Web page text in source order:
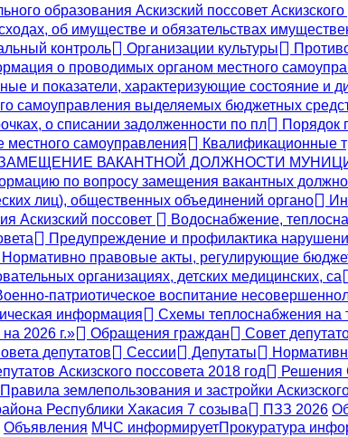
образования Аскизский поссовет
об имуществе и обязательствах
контроль Организации культуры
о проводимых органом местного
и показатели, характеризующие состояние и
самоуправления выделяемых бюджетных
о списании задолженности по пл
Порядок
самоуправления
Квалификационные
ВАКАНТНОЙ ДОЛЖНОСТИ
по вопросу замещения вакантных
лиц), общественных объединений органо
Аскизский поссовет Водоснабжение,
Предупреждение и профилактика
Нормативно правовые акты, регулирующие
организациях, детских медицинских, са
патриотическое воспитание
информация
Схемы теплоснабжения на
2026 г.»
Обращения граждан Совет
депутатов Сессии Депутаты
Аскизского поссовета 2018 год Решения
Правила землепользования и застройки
Республики Хакасия 7 созыва
ПЗЗ 2026
Объявления МЧС информируетПрокуратура